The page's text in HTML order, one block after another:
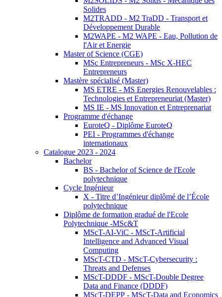
Solides
M2TRADD - M2 TraDD - Transport et
Développement Durable
M2WAPE - M2 WAPE - Eau, Pollution de
l'Air et Energie
Master of Science (CGE)
MSc Entrepreneurs - MSc X-HEC
Entrepreneurs
Mastère spécialisé (Master)
MS ETRE - MS Energies Renouvelables :
Technologies et Entrepreneuriat (Master)
MS IE - MS Innovation et Entreprenariat
Programme d'échange
EuroteQ - Diplôme EuroteQ
PEI - Programmes d'échange
internationaux
Catalogue 2023 - 2024
Bachelor
BS - Bachelor of Science de l'Ecole
polytechnique
Cycle Ingénieur
X - Titre d’Ingénieur diplômé de l’École
polytechnique
Diplôme de formation gradué de l'Ecole
Polytechnique -MSc&T
MScT-AI-ViC - MScT-Artificial
Intelligence and Advanced Visual
Computing
MScT-CTD - MScT-Cybersecurity :
Threats and Defenses
MScT-DDDF - MScT-Double Degree
Data and Finance (DDDF)
MScT-DEPP - MScT-Data and Economics